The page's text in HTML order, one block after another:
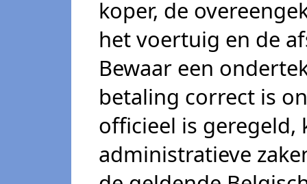
koper, de
het voertuig en de
Bewaar een
betaling correct is
officieel is geregeld,
administratieve